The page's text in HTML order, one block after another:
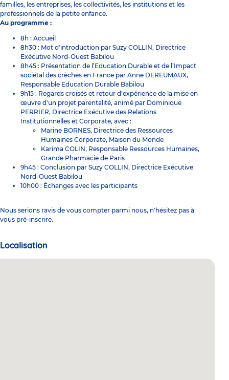
familles, les entreprises, les collectivités, les institutions et les
professionnels de la petite enfance.
Au programme :
8h : Accueil
8h30 : Mot d'introduction par Suzy COLLIN, Directrice
Exécutive Nord-Ouest Babilou
8h45 : Présentation de l’Education Durable et de l’Impact
sociétal des crèches en France par Anne DEREUMAUX,
Responsable Education Durable Babilou
9h15 : Regards croisés et retour d’expérience de la mise en
œuvre d'un projet parentalité, animé par Dominique
PERRIER, Directrice Exécutive des Relations
Institutionnelles et Corporate, avec :
Marine BORNES, Directrice des Ressources
Humaines Corporate, Maison du Monde
Karima COLIN, Responsable Ressources Humaines,
Grande Pharmacie de Paris
9h45 : Conclusion par Suzy COLLIN, Directrice Exécutive
Nord-Ouest Babilou
10h00 : Échanges avec les participants
Nous serions ravis de vous compter parmi nous, n'hésitez pas à
vous pré-inscrire.
Localisation